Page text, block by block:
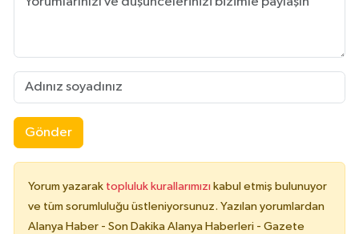
Gönder
Yorum yazarak topluluk kurallarımızı kabul etmiş bulunuyor
ve tüm sorumluluğu üstleniyorsunuz. Yazılan yorumlardan
Alanya Haber - Son Dakika Alanya Haberleri - Gazete